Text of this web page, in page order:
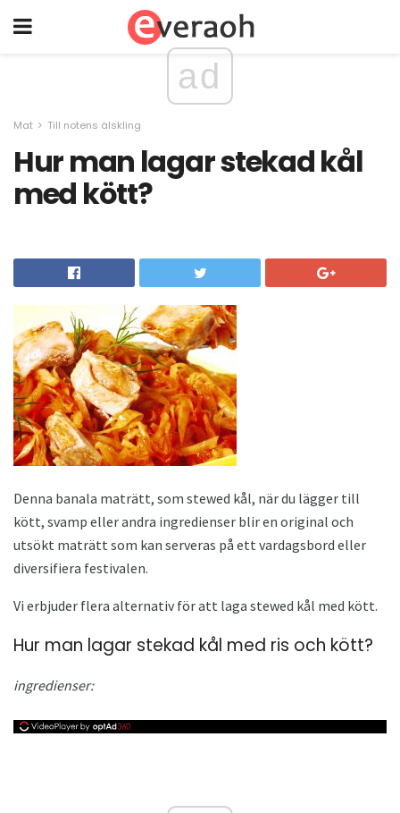
ad
Mat Till notens älskling
Hur man lagar stekad kål
med kött?
Denna banala maträtt, som stewed kål, när du lägger till
kött, svamp eller andra ingredienser blir en original och
utsökt maträtt som kan serveras på ett vardagsbord eller
diversifiera festivalen.
Vi erbjuder flera alternativ för att laga stewed kål med kött.
Hur man lagar stekad kål med ris och kött?
ingredienser: